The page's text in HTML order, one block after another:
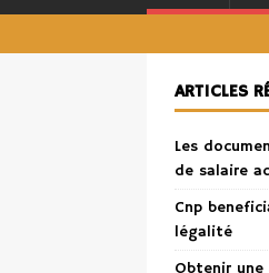
ARTICLES
Les
de salaire
Cnp
légalité
Obtenir